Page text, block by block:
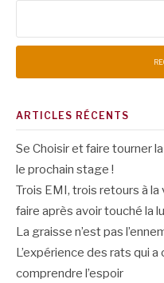
ARTICLES RÉCENTS
Se Choisir et faire tourner
le prochain stage !
Trois EMI, trois retours à la
faire après avoir touché la
La graisse n’est pas
L’expérience des rats qui
comprendre l’espoir